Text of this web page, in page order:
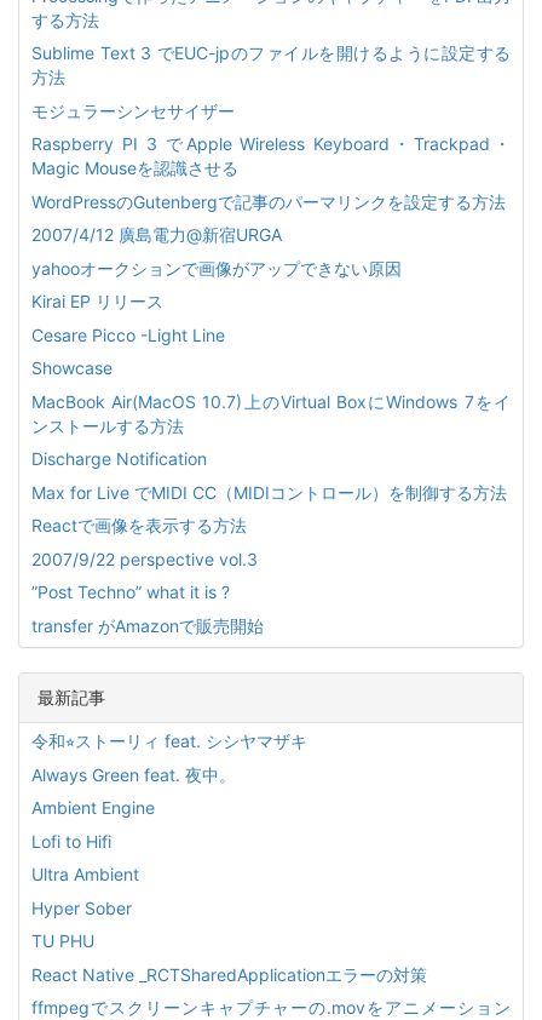
する方法
Sublime Text 3 でEUC-jpのファイルを開けるように設定する
方法
モジュラーシンセサイザー
Raspberry PI 3 でApple Wireless Keyboard・Trackpad・
Magic Mouseを認識させる
WordPressのGutenbergで記事のパーマリンクを設定する方法
2007/4/12 廣島電力@新宿URGA
yahooオークションで画像がアップできない原因
Kirai EP リリース
Cesare Picco -Light Line
Showcase
MacBook Air(MacOS 10.7)上のVirtual BoxにWindows 7をイ
ンストールする方法
Discharge Notification
Max for Live でMIDI CC（MIDIコントロール）を制御する方法
Reactで画像を表示する方法
2007/9/22 perspective vol.3
”Post Techno” what it is ?
transfer がAmazonで販売開始
最新記事
令和⭐︎ストーリィ feat. シシヤマザキ
Always Green feat. 夜中。
Ambient Engine
Lofi to Hifi
Ultra Ambient
Hyper Sober
TU PHU
React Native _RCTSharedApplicationエラーの対策
ffmpegでスクリーンキャプチャーの.movをアニメーション